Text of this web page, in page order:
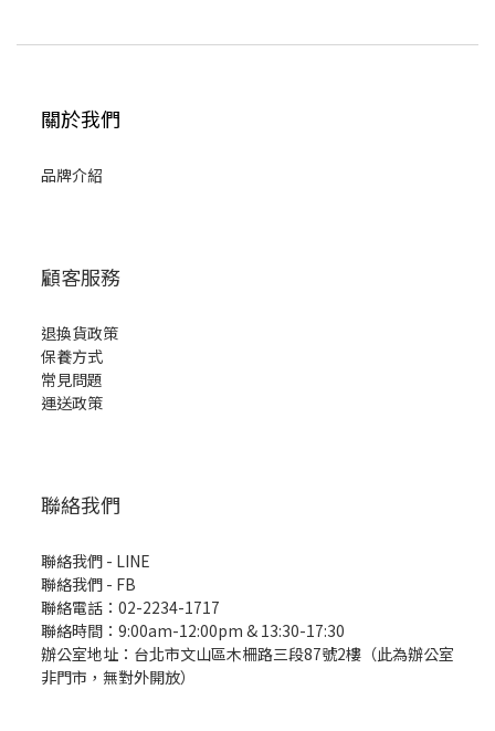
關於我們
品牌介紹
顧客服務
退換貨政策
保養方式
常見問題
運送政策
聯絡我們
聯絡我們 - LINE
聯絡我們 - FB
聯絡電話：02-2234-1717
聯絡時間：9:00am-12:00pm & 13:30-17:30
辦公室地址：台北市文山區木柵路三段87號2樓（此為辦公室
非門市，無對外開放）